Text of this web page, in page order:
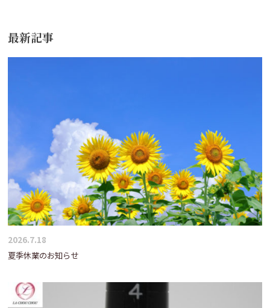
最新記事
2026.7.18
夏季休業のお知らせ